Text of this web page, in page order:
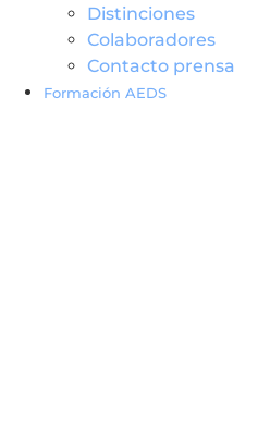
Distinciones
Colaboradores
Contacto prensa
Formación AEDS